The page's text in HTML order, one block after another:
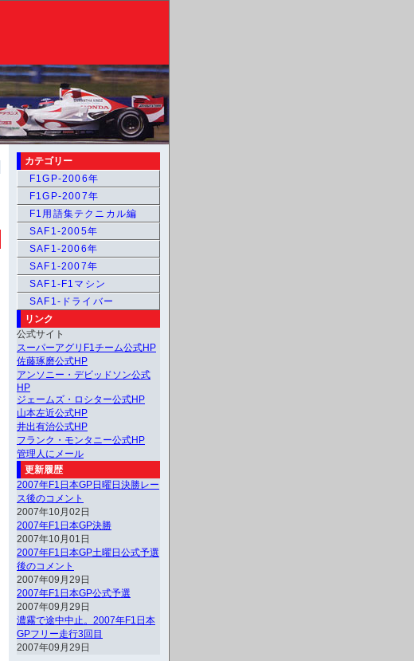
カテゴリー
F1GP-2006年
F1GP-2007年
F1用語集テクニカル編
SAF1-2005年
SAF1-2006年
SAF1-2007年
SAF1-F1マシン
SAF1-ドライバー
リンク
公式サイト
スーパーアグリF1チーム公式HP
佐藤琢磨公式HP
アンソニー・デビッドソン公式
HP
ジェームズ・ロシター公式HP
山本左近公式HP
井出有治公式HP
フランク・モンタニー公式HP
管理人にメール
更新履歴
2007年F1日本GP日曜日決勝レー
ス後のコメント
2007年10月02日
2007年F1日本GP決勝
2007年10月01日
2007年F1日本GP土曜日公式予選
後のコメント
2007年09月29日
2007年F1日本GP公式予選
2007年09月29日
濃霧で途中中止。2007年F1日本
GPフリー走行3回目
2007年09月29日